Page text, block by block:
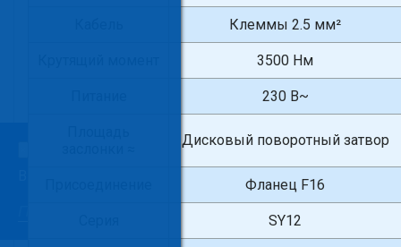
Клеммы 2.5 мм²
3500 Нм
230 В~
Дисковый поворотный затвор
Фланец F16
SY12